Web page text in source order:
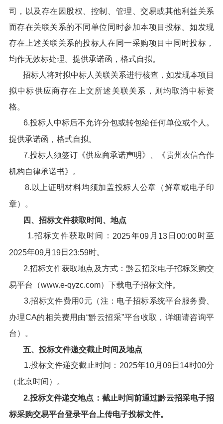
司，以及存在因股权、控制、管理、交易或其他利益关系
而存在关联关系的不同单位同时参加本项目投标。如发现
存在上述关联关系的投标人在同一采购项目中同时投标，
均作无效标处理。提供承诺函，格式自拟。
招标人将对拟中标人关联关系进行核查，如发现本项目
拟中标供应商存在上文所述关联关系，则均取消中标资
格。
6.投标人中标后不允许分包或转包给任何单位或个人。
提供承诺函，格式自拟。
7.投标人须签订《供应商承诺声明》、《贵州农信合作
机构自律承诺书》。
8.以上证明材料均须加盖投标人公章（鲜章或电子印
章）。
四、招标文件获取时间、地点
1.招标文件获取时间： 2025年09 月 13 日00:00时至
2025年09月 19日 23:59时。
2.招标文件获取地点及方式：黔云招采电子招标采购交
易平台（www.e-qyzc.com）下载电子招标文件。
3.招标文件费用0元（注：电子招标系统平台服务费、
办理CA的相关费用由“黔云招采”平台收取，详细请咨询平
台）。
五、投标文件递交截止时间及地点
1.投标文件递交截止时间： 2025年10 月 09日 14时00分
（北京时间）。
2.投标文件递交地点：截止时间前通过黔云招采电子招
标采购交易平台登录平台上传电子投标文件。